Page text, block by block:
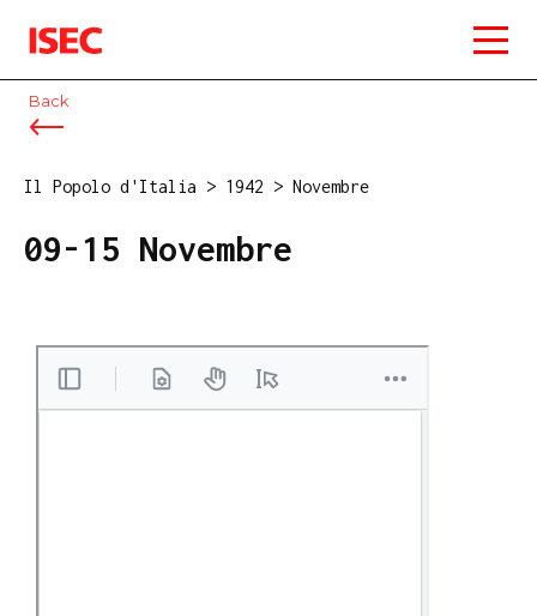
ISEC
Back
Il Popolo d'Italia > 1942 > Novembre
09-15 Novembre